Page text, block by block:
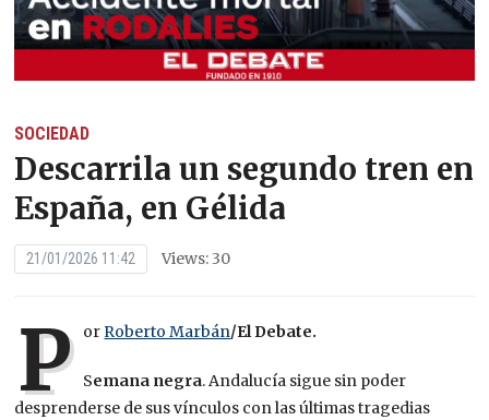
SOCIEDAD
Descarrila un segundo tren en
España, en Gélida
21/01/2026 11:42 Views: 30
P orRoberto Marbán/El Debate.
Semana negra. Andalucía sigue sin poder
desprenderse de sus vínculos con las últimas tragedias